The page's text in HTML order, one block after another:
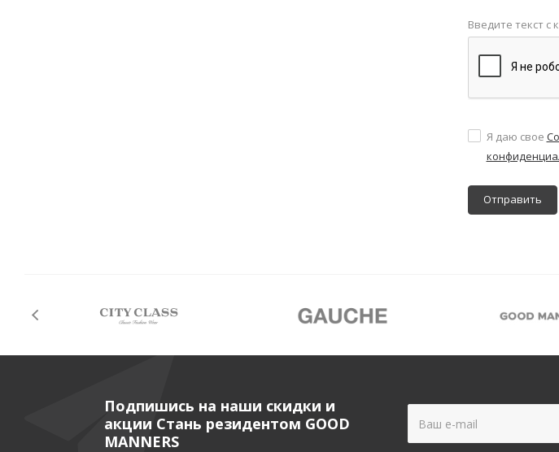
Введите текст с
Я даю свое
Подпишись на наши скидки и
акции Стань резидентом GOOD
MANNERS